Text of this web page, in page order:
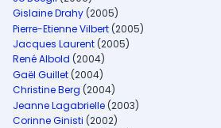
Gislaine Drahy (2005)
Pierre-Etienne Vilbert (2005)
Jacques Laurent (2005)
René Albold (2004)
Gaël Guillet (2004)
Christine Berg (2004)
Jeanne Lagabrielle (2003)
Corinne Ginisti (2002)